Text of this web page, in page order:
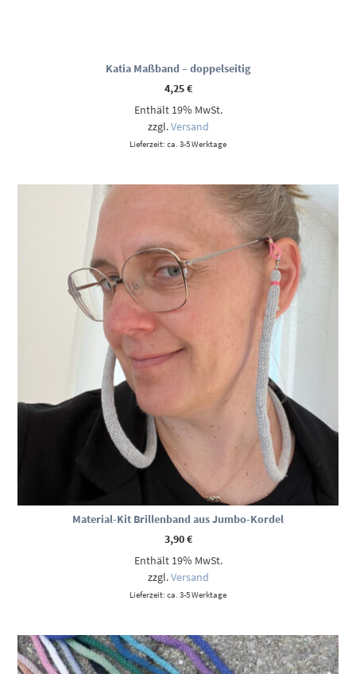
Katia Maßband – doppelseitig
4,25€
Enthält 19% MwSt.
zzgl.Versand
Lieferzeit: ca. 3-5 Werktage
Material-Kit Brillenband aus Jumbo-Kordel
3,90€
Enthält 19% MwSt.
zzgl.Versand
Lieferzeit: ca. 3-5 Werktage